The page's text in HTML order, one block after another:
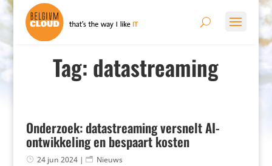
Tag: datastreaming
Onderzoek: datastreaming versnelt AI-
ontwikkeling en bespaart kosten
24 jun 2024| Nieuws